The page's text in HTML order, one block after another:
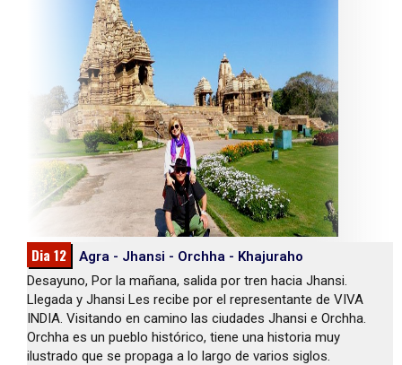
Dia 12
Agra - Jhansi - Orchha - Khajuraho
Desayuno, Por la mañana, salida por tren hacia Jhansi.
Llegada y Jhansi Les recibe por el representante de VIVA
INDIA. Visitando en camino las ciudades Jhansi e Orchha.
Orchha es un pueblo histórico, tiene una historia muy
ilustrado que se propaga a lo largo de varios siglos.